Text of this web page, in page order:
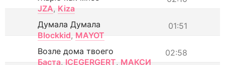
JZA, Kiza
01:51
Думала Думала
Blockkid, MAYOT
02:58
Возле дома твоего
Баста, ICEGERGERT, МАКСИ